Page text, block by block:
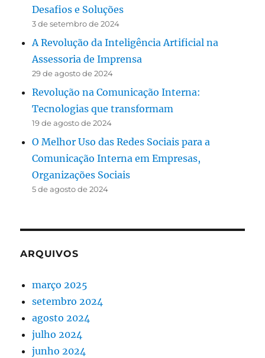
Desafios e Soluções
3 de setembro de 2024
A Revolução da Inteligência Artificial na
Assessoria de Imprensa
29 de agosto de 2024
Revolução na Comunicação Interna:
Tecnologias que transformam
19 de agosto de 2024
O Melhor Uso das Redes Sociais para a
Comunicação Interna em Empresas,
Organizações Sociais
5 de agosto de 2024
ARQUIVOS
março 2025
setembro 2024
agosto 2024
julho 2024
junho 2024